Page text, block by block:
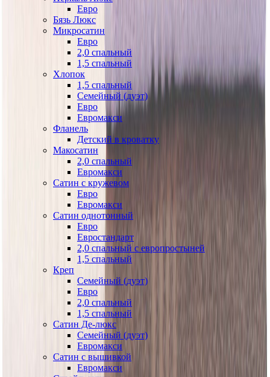
Евро
Бязь Люкс
Микросатин
Евро
2,0 спальный
1,5 спальный
Хлопок
1,5 спальный
Семейный (дуэт)
Евро
Евромакси
Фланель
Детский в кроватку
Макосатин
2,0 спальный
Евромакси
Сатин с кружевом
Евро
Евромакси
Сатин однотонный
Евро
Евростандарт
2,0 спальный с европростыней
1,5 спальный
Креп
Семейный (дуэт)
Евро
2,0 спальный
1,5 спальный
Сатин Де-люкс
Семейный (дуэт)
Евромакси
Сатин с вышивкой
Евромакси